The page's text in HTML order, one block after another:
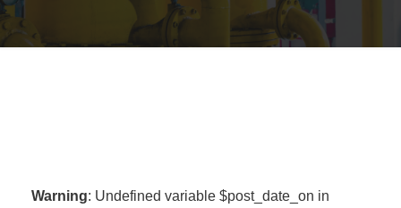
Warning: Undefined variable $post_date_on in